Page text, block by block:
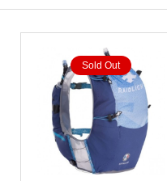
Sold Out